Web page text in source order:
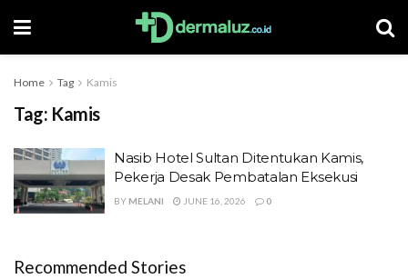
Home Tag Kamis
Tag: Kamis
Nasib Hotel Sultan Ditentukan Kamis,
Pekerja Desak Pembatalan Eksekusi
BY MELANI JUNE 16, 2026 0
Recommended Stories